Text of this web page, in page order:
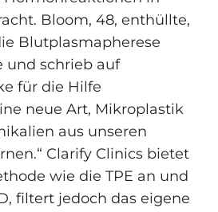
Bloom, 48, enthüllte,
Blutplasmapherese
und schrieb auf
für die Hilfe
neue Art, Mikroplastik
aus unseren
Clarify Clinics bietet
wie die TPE an und
filtert jedoch das eigene